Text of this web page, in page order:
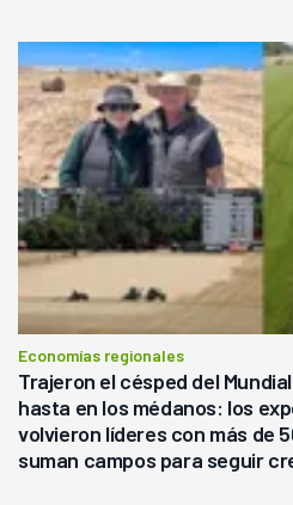
Economías regionales
Trajeron el césped del
hasta en los médanos: los
volvieron líderes con más de
suman campos para seguir